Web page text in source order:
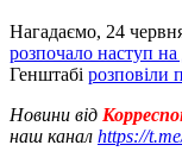
Нагадаємо, 24
розпочало наступ
Генштабі розповіли
Новини від
наш канал https://